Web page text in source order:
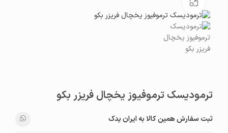
ترمودیسک ترموفیوز یخچال فریزر بکو
ثبت سفارش همین کالا به ایران یدک